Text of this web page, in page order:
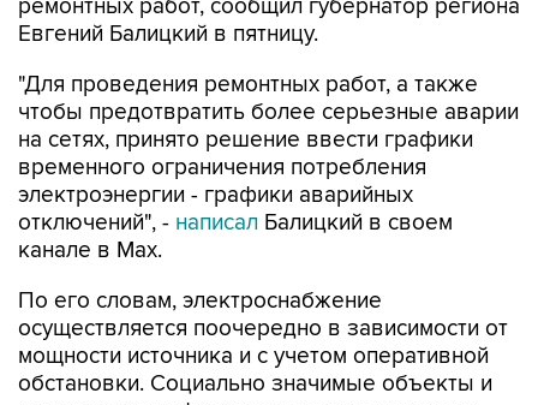
"Для проведения ремонтных работ, а также
на сетях, принято решение ввести графики
временного ограничения потребления
электроэнергии - графики аварийных
отключений", -написалБалицкий в своем
канале в Max.
По его словам, электроснабжение
мощности источника и с учетом оперативной
обстановки. Социально значимые объекты и
критическая инфраструктура подключена к
резервным источникам питания.